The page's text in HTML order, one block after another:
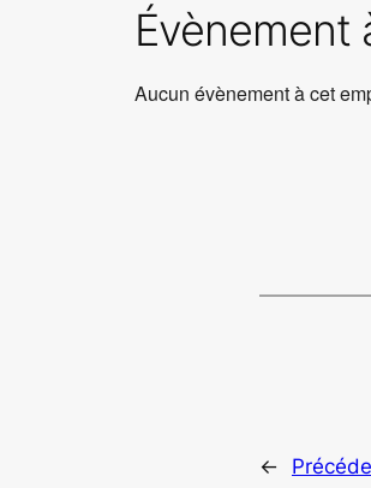
Évènement
Aucun évènement à cet
←